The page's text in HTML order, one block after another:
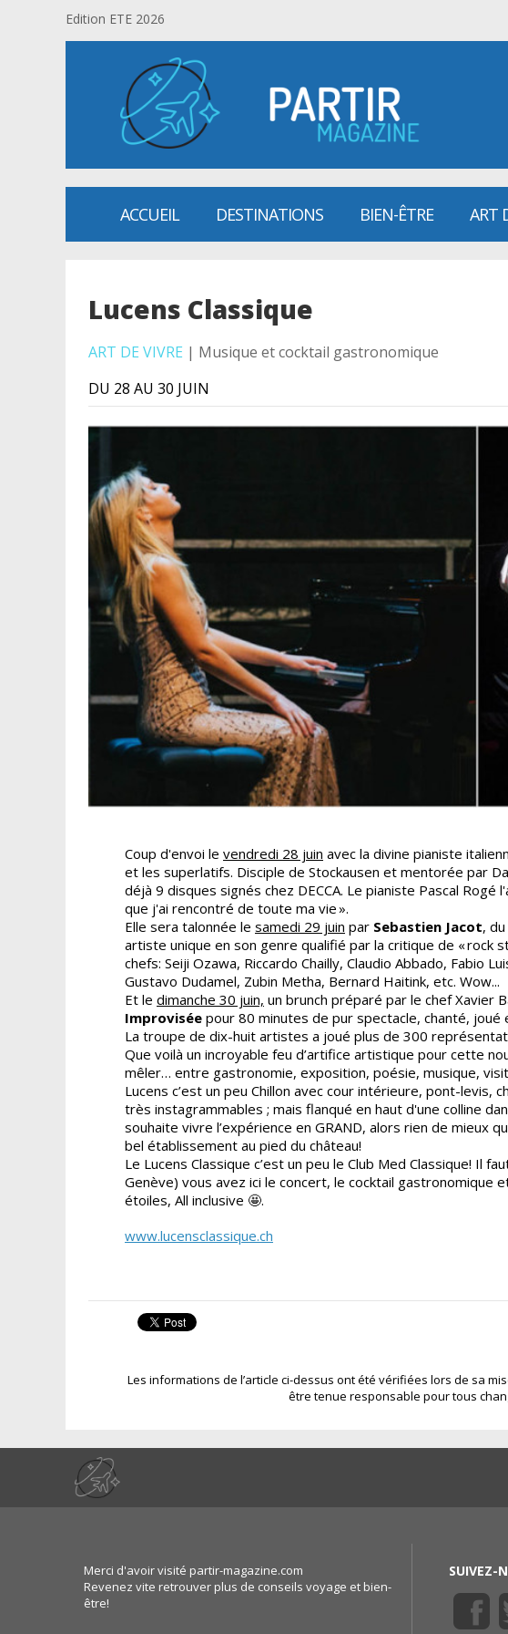
Edition ETE 2026
ACCUEIL DESTINATIONS BIEN-ÊTRE ART
Lucens Classique
ART DE VIVRE | Musique et cocktail gastronomique
DU 28 AU 30 JUIN
Coup d'envoi le vendredi 28 juin avec la divine pianiste
et les superlatifs. Disciple de Stockausen et mentorée par
déjà 9 disques signés chez DECCA. Le pianiste Pascal
que j'ai rencontré de toute ma vie ».
Elle sera talonnée le samedi 29 juin par Sebastien Jacot,
artiste unique en son genre qualifié par la critique de « rock
chefs: Seiji Ozawa, Riccardo Chailly, Claudio Abbado, Fabio
Gustavo Dudamel, Zubin Metha, Bernard Haitink, etc. Wow...
Et le dimanche 30 juin, un brunch préparé par le chef Xavier
Improvisée pour 80 minutes de pur spectacle, chanté, joué
La troupe de dix-huit artistes a joué plus de 300
Que voilà un incroyable feu d’artifice artistique pour cette
mêler… entre gastronomie, exposition, poésie, musique,
Lucens c’est un peu Chillon avec cour intérieure, pont-
très instagrammables ; mais flanqué en haut d'une colline
souhaite vivre l’expérience en GRAND, alors rien de mieux
bel établissement au pied du château!
Le Lucens Classique c’est un peu le Club Med Classique! Il
Genève) vous avez ici le concert, le cocktail gastronomique
étoiles, All inclusive 🤩.
www.lucensclassique.ch
Les informations de l’article ci-dessus ont été vérifiées lors de sa
être tenue responsable pour tous
Merci d'avoir visité partir-magazine.com
Revenez vite retrouver plus de conseils voyage et bien-
être!
SUIVEZ-